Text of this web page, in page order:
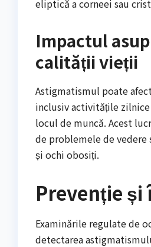
eliptică a corneei sau
Impactul
calității vieții
Astigmatismul poate
inclusiv activitățile
locul de muncă. Acest
de problemele de vedere
și ochi obosiți.
Prevenție
Examinările regulate de
detectarea